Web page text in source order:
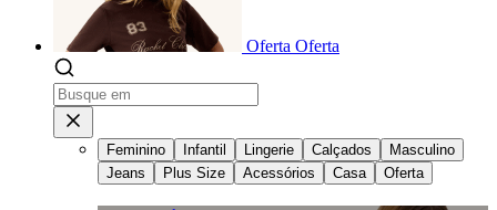
Oferta Oferta
Feminino Infantil Lingerie Calçados
Masculino
Jeans
Plus Size Acessórios Casa Oferta